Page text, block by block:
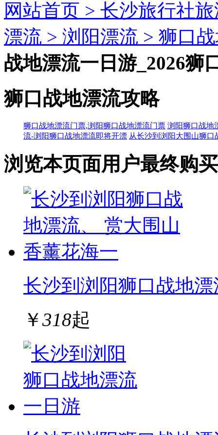
网站首页 > 长沙旅行社
漂流 > 浏阳漂流 > 狮口
战地漂流一日游_2026狮
狮口战地漂流攻略
狮口战地漂流门票,浏阳狮口战地漂流门票 浏阳狮口战地
流-浏阳狮口战地漂流即将开漂 从长沙到浏阳大围山狮口
浏览本页面用户最终购买
长沙到浏阳狮口战地
￥318起